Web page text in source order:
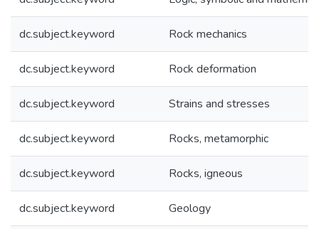
dc.subject.keyword Rock mechanics
dc.subject.keyword Rock deformation
dc.subject.keyword Strains and stresses
dc.subject.keyword Rocks, metamorphic
dc.subject.keyword Rocks, igneous
dc.subject.keyword Geology